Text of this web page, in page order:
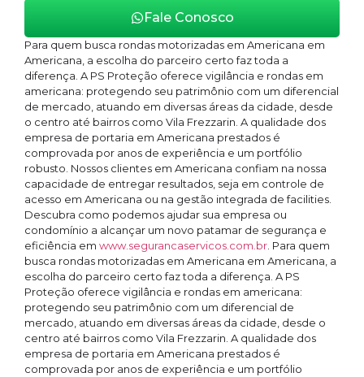
Fale Conosco
Para quem busca rondas motorizadas em Americana em
Americana, a escolha do parceiro certo faz toda a
diferença. A PS Proteção oferece vigilância e rondas em
americana: protegendo seu patrimônio com um diferencial
de mercado, atuando em diversas áreas da cidade, desde
o centro até bairros como Vila Frezzarin. A qualidade dos
empresa de portaria em Americana prestados é
comprovada por anos de experiência e um portfólio
robusto. Nossos clientes em Americana confiam na nossa
capacidade de entregar resultados, seja em controle de
acesso em Americana ou na gestão integrada de facilities.
Descubra como podemos ajudar sua empresa ou
condomínio a alcançar um novo patamar de segurança e
eficiência em www.segurancaservicos.com.br . Para quem
busca rondas motorizadas em Americana em Americana, a
escolha do parceiro certo faz toda a diferença. A PS
Proteção oferece vigilância e rondas em americana:
protegendo seu patrimônio com um diferencial de
mercado, atuando em diversas áreas da cidade, desde o
centro até bairros como Vila Frezzarin. A qualidade dos
empresa de portaria em Americana prestados é
comprovada por anos de experiência e um portfólio